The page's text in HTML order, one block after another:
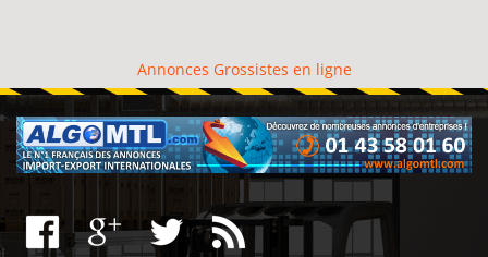
Annonces Grossistes en ligne